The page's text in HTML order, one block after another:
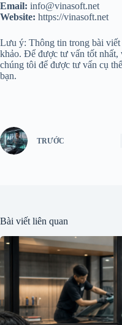
Email: info@vinasoft.net
Website: https://vinasoft.net
Lưu ý: Thông tin trong bài viết
khảo. Để được tư vấn tốt
chúng tôi để được tư vấn cụ
bạn.
TRƯỚC
Bài viết liên quan